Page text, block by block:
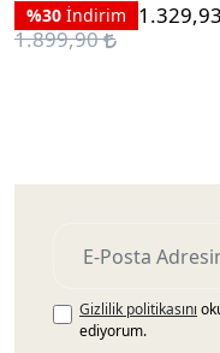
%30 İndirim
1.329,93
1.899,90
Gizlilik politikasını
ediyorum.